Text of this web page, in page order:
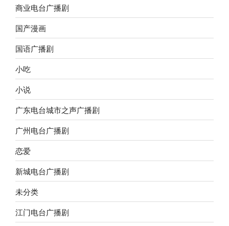
商业电台广播剧
国产漫画
国语广播剧
小吃
小说
广东电台城市之声广播剧
广州电台广播剧
恋爱
新城电台广播剧
未分类
江门电台广播剧